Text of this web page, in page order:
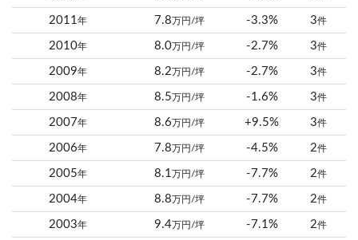
2011年 7.8 万円/坪 -3.3% 3件
2010年 8.0 万円/坪 -2.7% 3件
2009年 8.2 万円/坪 -2.7% 3件
2008年 8.5 万円/坪 -1.6% 3件
2007年 8.6 万円/坪 +9.5% 3件
2006年 7.8 万円/坪 -4.5% 2件
2005年 8.1 万円/坪 -7.7% 2件
2004年 8.8 万円/坪 -7.7% 2件
2003年 9.4 万円/坪 -7.1% 2件